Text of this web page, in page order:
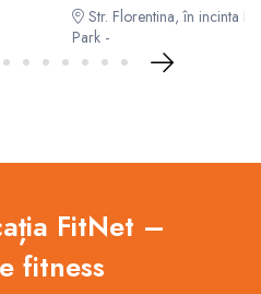
Str. Florentina, în incinta
Park -
FitNet –
fitness